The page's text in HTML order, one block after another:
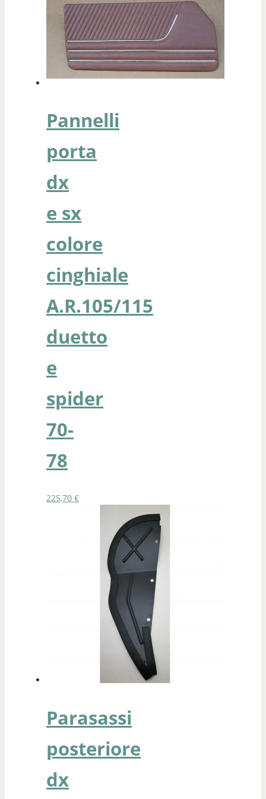
Pannelli
porta
dx
e sx
colore
cinghiale
A.R.105/115
duetto
e
spider
70-
78
225,70 €
Parasassi
posteriore
dx